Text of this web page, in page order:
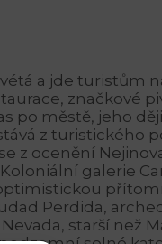
a jde turistům
značkové
po městě, jeho
z turistického
z ocenění
Koloniální galerie
Perdida,
starší než